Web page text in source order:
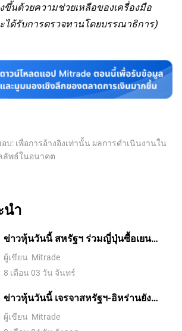
นด้วยความช่วยเหลือของเครื่องมือ
ด้รับการตรวจทานโดยบรรณาธิการ)
: เพื่อการอ้างอิงเท่านั้น ผลการดำเนินงานใน
ลัพธ์ในอนาคต
นำ
ข่าวหุ้นวันนี้ สหรัฐฯ ร่วมญี่ปุ่นซื้อเยน
ตลาด FX สะเทือน หุ้นสหรัฐฯ เด้ง แต่ SET
เช้าแกว่งแรง
ผู้เขียน Mitrade
8 เดือน 03 วัน จันทร์
ข่าวหุ้นวันนี้ เจรจาสหรัฐฯ-อิหร่านยัง
สะดุด น้ำมันร่วง หุ้นโลกเด้ง แต่ SET ยัง
ต้องพิสูจน์
ผู้เขียน Mitrade